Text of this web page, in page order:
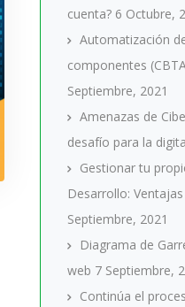
cuenta? 6 Octubre,
Automatización
componentes
Septiembre, 2021
Amenazas de
desafío para la
Gestionar tu
Desarrollo:
Septiembre, 2021
Diagrama de
web 7 Septiembre,
Continúa el